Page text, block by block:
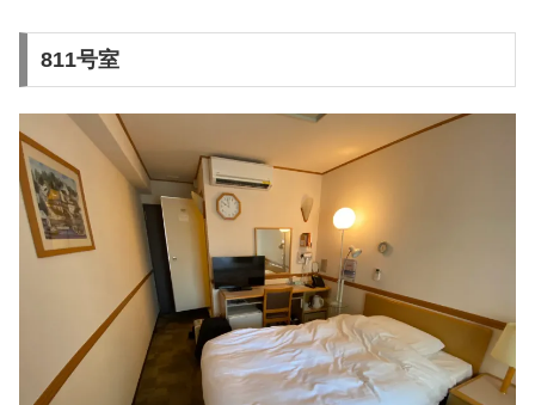
811号室